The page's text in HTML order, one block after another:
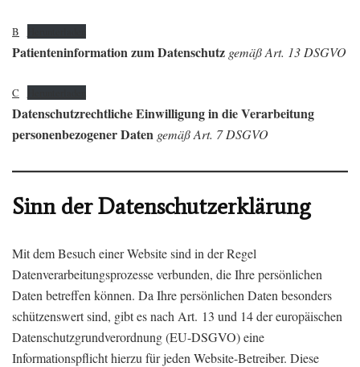
B
Patienteninformation zum Datenschutz gemäß Art. 13 DSGVO
C
Datenschutzrechtliche Einwilligung in die Verarbeitung
personenbezogener Daten gemäß Art. 7 DSGVO
Sinn der Datenschutzerklärung
Mit dem Besuch einer Website sind in der Regel
Datenverarbeitungsprozesse verbunden, die Ihre persönlichen
Daten betreffen können. Da Ihre persönlichen Daten besonders
schützenswert sind, gibt es nach Art. 13 und 14 der europäischen
Datenschutzgrundverordnung (EU-DSGVO) eine
Informationspflicht hierzu für jeden Website-Betreiber. Diese